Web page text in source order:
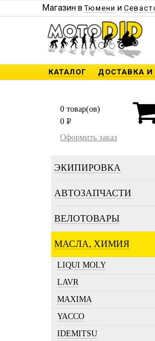
Магазин вТюмени и
КАТАЛОГ ДОСТАВКА И
0 товар(ов)
0 P
Оформить заказ
ЭКИПИРОВКА
АВТОЗАПЧАСТИ
ВЕЛОТОВАРЫ
МАСЛА, ХИМИЯ
LIQUI MOLY
LAVR
MAXIMA
YACCO
IDEMITSU